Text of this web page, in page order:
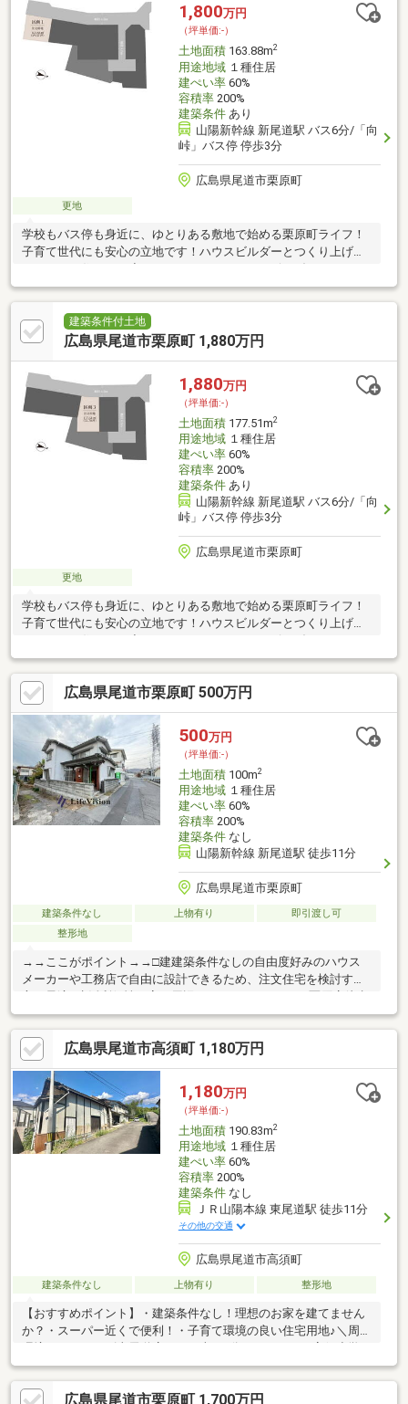
1,800万円
（坪単価:-）
土地面積163.88m2
用途地域１種住居
建ぺい率60%
容積率200%
建築条件あり
山陽新幹線 新尾道駅 バス6分/「向
峠」バス停 停歩3分
広島県尾道市栗原町
更地
学校もバス停も身近に、ゆとりある敷地で始める栗原町ライフ！
子育て世代にも安心の立地です！ハウスビルダーとつくり上げる
こだわりの住まい！◇タカシン・ホームはZEHビルダー
（ZEH28B-00602-CTR）です。 ◇お客様の希望イメージをじ
っくりとヒアリングしてカタチにする「設計士のデザイン力・提
案力」を生かしたプラン作り！◇安心できる 耐震性・耐久性・断
熱性に優れた住宅仕様！ 事前予約で現地
建築条件付土地
広島県尾道市栗原町 1,880万円
1,880万円
（坪単価:-）
土地面積177.51m2
用途地域１種住居
建ぺい率60%
容積率200%
建築条件あり
山陽新幹線 新尾道駅 バス6分/「向
峠」バス停 停歩3分
広島県尾道市栗原町
更地
学校もバス停も身近に、ゆとりある敷地で始める栗原町ライフ！
子育て世代にも安心の立地です！ハウスビルダーとつくり上げる
（ZEH28B-00602-CTR）です。 ◇お客様の希望イメージをじ
っくりとヒアリングしてカタチにする「設計士のデザイン力・提
案力」を生かしたプラン作り！◇安心できる 耐震性・耐久性・断
熱性に優れた住宅仕様！ 事前予約で現地
ご案内可能です。お気軽にお問い合わせください。
広島県尾道市栗原町 500万円
500万円
（坪単価:-）
土地面積100m2
用途地域１種住居
建ぺい率60%
容積率200%
建築条件なし
山陽新幹線 新尾道駅 徒歩11分
広島県尾道市栗原町
建築条件なし 上物有り
即引渡し可
整形地
→→ここがポイント→→□建建築条件なしの自由度好みのハウス
メーカーや工務店で自由に設計できるため、注文住宅を検討する
4分・アルゾ尾道店徒歩8分・ハローズ尾道店徒歩13分）、コンビ
ニ（ローソン尾道栗原町店徒歩3分）などが徒歩圏内にあり、日常
の買い物が便利□教育環境が整っている栗原小学校まで徒歩3分、
栗原中学校まで徒歩17分※備考※●現状有姿●公募売買●景観法●宅
地造成工事規制区域●契約不適合責任免責●建物解体見積り取得済
●上水道：東側接道150ｍｍ、引込13ｍｍ、メーター13ｍｍ
広島県尾道市高須町 1,180万円
1,180万円
（坪単価:-）
土地面積190.83m2
用途地域１種住居
建ぺい率60%
容積率200%
建築条件なし
ＪＲ山陽本線 東尾道駅 徒歩11分
その他の交通
広島県尾道市高須町
建築条件なし 上物有り 整形地
【おすすめポイント】・建築条件なし！理想のお家を建てません
か？・スーパー近くで便利！・子育て環境の良い住宅用地♪＼周辺
校・・・徒歩7分（490m）・高西中学校・・・徒歩6分（471m）
◇お問い合わせ方法◇【見学予約（無料）】のフォームをご入力
いただくか、084-999-8448までお気軽にお問い合わせください！
広島県尾道市栗原町 1,700万円